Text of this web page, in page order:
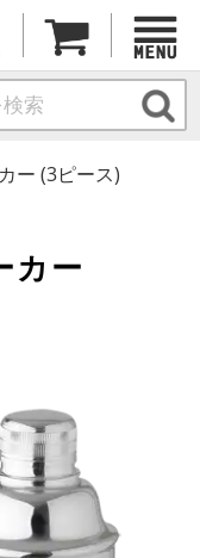
ー (3ピース)
カー